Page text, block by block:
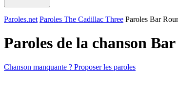
Paroles.net Paroles The Cadillac Three Paroles Bar
Paroles de la chanson
Chanson manquante ? Proposer les paroles